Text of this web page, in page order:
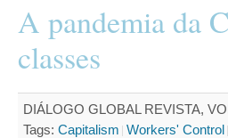
A pandemia da
classes
DIÁLOGO GLOBAL REVISTA,
Tags: Capitalism Workers' Control